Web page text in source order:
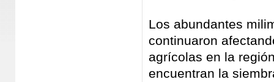
Los abundantes
continuaron
agrícolas en la
encuentran la